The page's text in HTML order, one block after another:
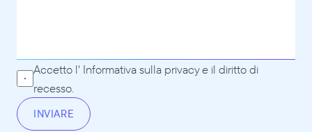
Accetto l' Informativa sulla privacy e il diritto di
recesso.
INVIARE